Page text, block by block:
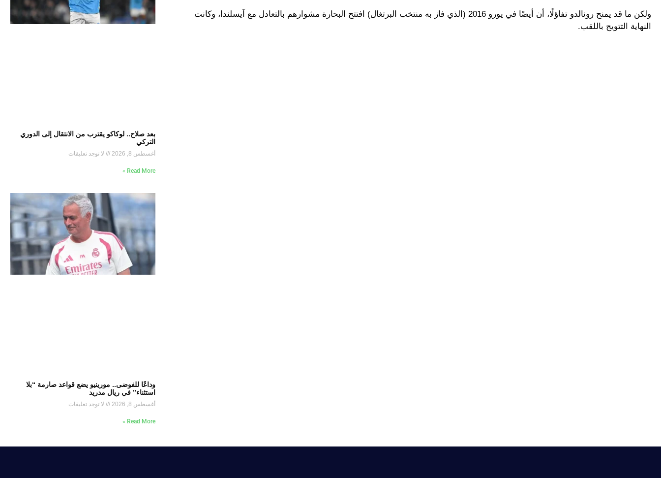
ولكن ما قد يمنح رونالدو تفاؤلًا، أن أيضًا في يورو 2016 (الذي فاز به منتخب البرتغال) افتتح البحارة مشوارهم بالتعادل مع آيسلندا، وكانت
النهاية التتويج باللقب.
بعد صلاح.. لوكاكو يقترب من الانتقال إلى الدوري
التركي
أغسطس 8, 2026 لا توجد تعليقات
Read More »
وداعًا للفوضى.. مورينيو يضع قواعد صارمة “بلا
استثناء” في ريال مدريد
أغسطس 8, 2026 لا توجد تعليقات
Read More »